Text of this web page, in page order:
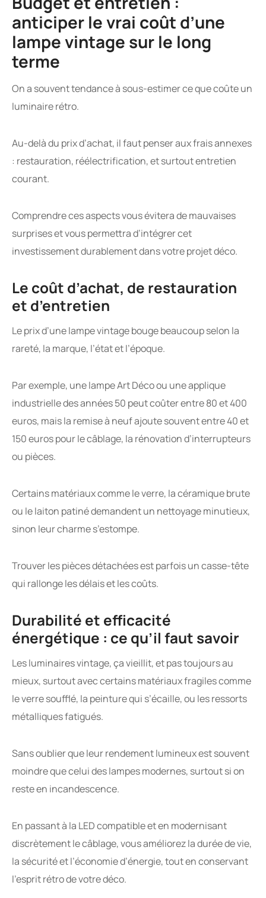
anticiper le vrai coût d’une
lampe vintage sur le long
terme
On a souvent tendance à sous-estimer ce que coûte un
luminaire rétro.
Au-delà du prix d’achat, il faut penser aux frais annexes
: restauration, réélectrification, et surtout entretien
courant.
Comprendre ces aspects vous évitera de mauvaises
surprises et vous permettra d’intégrer cet
investissement durablement dans votre projet déco.
Le coût d’achat, de restauration
et d’entretien
Le prix d’une lampe vintage bouge beaucoup selon la
rareté, la marque, l’état et l’époque.
Par exemple, une lampe Art Déco ou une applique
industrielle des années 50 peut coûter entre 80 et 400
euros, mais la remise à neuf ajoute souvent entre 40 et
150 euros pour le câblage, la rénovation d’interrupteurs
ou pièces.
Certains matériaux comme le verre, la céramique brute
ou le laiton patiné demandent un nettoyage minutieux,
sinon leur charme s’estompe.
Trouver les pièces détachées est parfois un casse-tête
qui rallonge les délais et les coûts.
Durabilité et efficacité
énergétique : ce qu’il faut savoir
Les luminaires vintage, ça vieillit, et pas toujours au
mieux, surtout avec certains matériaux fragiles comme
le verre soufflé, la peinture qui s’écaille, ou les ressorts
métalliques fatigués.
Sans oublier que leur rendement lumineux est souvent
moindre que celui des lampes modernes, surtout si on
reste en incandescence.
En passant à la LED compatible et en modernisant
discrètement le câblage, vous améliorez la durée de vie,
la sécurité et l’économie d’énergie, tout en conservant
l’esprit rétro de votre déco.